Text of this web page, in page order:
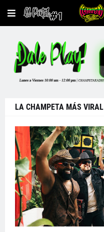
LA CHAMPETA MÁS VIRAL